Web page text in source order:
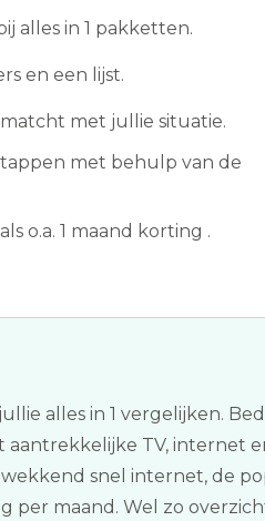
alles in 1 pakketten.
en een lijst.
met jullie situatie.
met behulp van de
o.a. 1 maand korting .
alles in 1 vergelijken.
aantrekkelijke TV, internet
snel internet, de
per maand. Wel zo